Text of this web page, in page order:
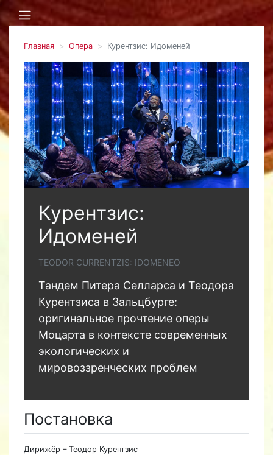
Главная Опера Курентзис: Идоменей
Курентзис:
Идоменей
TEODOR CURRENTZIS: IDOMENEO
Тандем Питера Селларса и Теодора
Курентзиса в Зальцбурге:
оригинальное прочтение оперы
Моцарта в контексте современных
экологических и
мировоззренческих проблем
Постановка
Дирижёр – Теодор Курентзис